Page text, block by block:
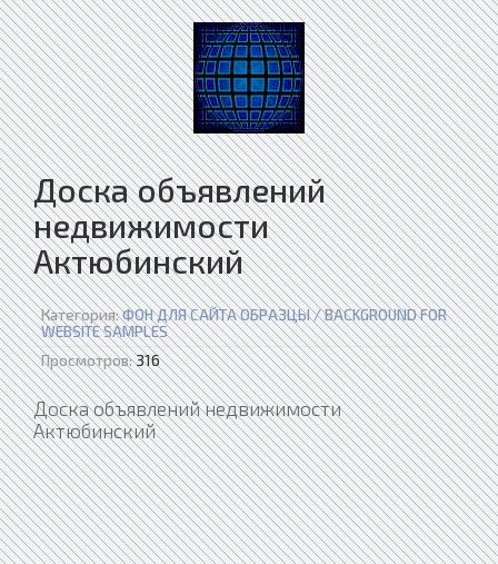
Доска объявлений
недвижимости
Актюбинский
Категория:ФОН ДЛЯ САЙТА ОБРАЗЦЫ / BACKGROUND FOR
WEBSITE SAMPLES
Просмотров:316
Доска объявлений недвижимости
Актюбинский